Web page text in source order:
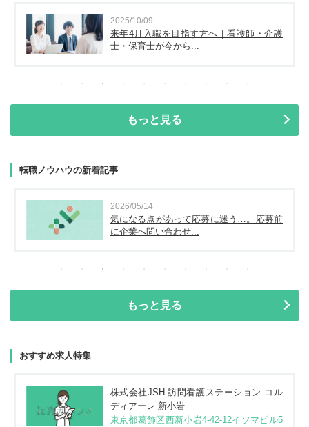
2025/10/09
来年4月入職を目指す方へ｜看護師・介護
士・保育士が今から...
もっと見る
転職ノウハウの新着記事
2026/05/14
気になる点があって応募に迷う…。応募前
に企業へ問い合わせ...
もっと見る
おすすめ求人特集
株式会社JSH 訪問看護ステーション コル
ディアーレ 新小岩
東京都葛飾区西新小岩4-42-12イソマビル5